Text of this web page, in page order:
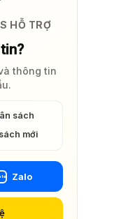
HỖ TRỢ
thông tin
sách
mới
Zalo